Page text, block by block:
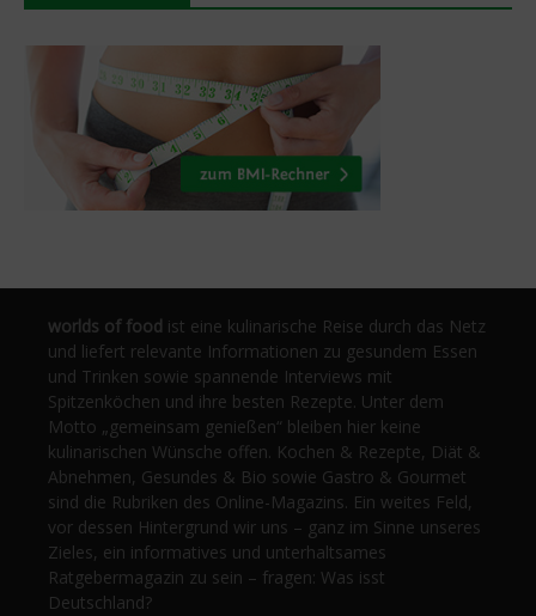
worlds of food ist eine kulinarische Reise durch das Netz
und liefert relevante Informationen zu gesundem Essen
und Trinken sowie spannende Interviews mit
Spitzenköchen und ihre besten Rezepte. Unter dem
Motto „gemeinsam genießen“ bleiben hier keine
kulinarischen Wünsche offen. Kochen & Rezepte, Diät &
Abnehmen, Gesundes & Bio sowie Gastro & Gourmet
sind die Rubriken des Online-Magazins. Ein weites Feld,
vor dessen Hintergrund wir uns – ganz im Sinne unseres
Zieles, ein informatives und unterhaltsames
Ratgebermagazin zu sein – fragen: Was isst
Deutschland?